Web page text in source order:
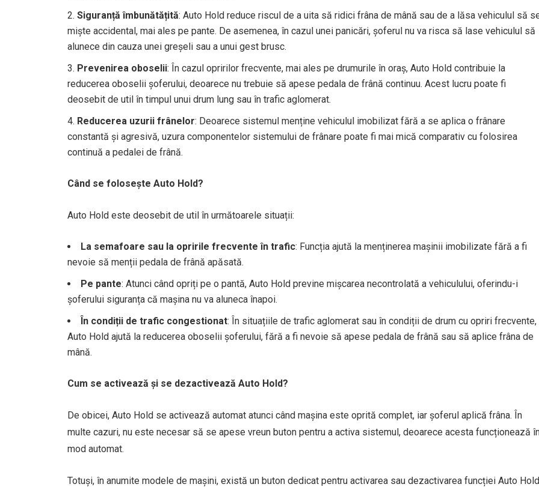
Siguranță îmbunătățită: Auto Hold reduce riscul de a uita să ridici frâna de mână sau de a lăsa vehiculul să
miște accidental, mai ales pe pante. De asemenea, în cazul unei panicări, șoferul nu va risca să lase vehiculul să
alunece din cauza unei greșeli sau a unui gest brusc.
Prevenirea oboselii: În cazul opririlor frecvente, mai ales pe drumurile în oraș, Auto Hold contribuie la
reducerea oboselii șoferului, deoarece nu trebuie să apese pedala de frână continuu. Acest lucru poate fi
deosebit de util în timpul unui drum lung sau în trafic aglomerat.
Reducerea uzurii frânelor: Deoarece sistemul menține vehiculul imobilizat fără a se aplica o frânare
constantă și agresivă, uzura componentelor sistemului de frânare poate fi mai mică comparativ cu folosirea
continuă a pedalei de frână.
Când se folosește Auto Hold?
Auto Hold este deosebit de util în următoarele situații:
La semafoare sau la opririle frecvente în trafic: Funcția ajută la menținerea mașinii imobilizate fără a fi
nevoie să menții pedala de frână apăsată.
Pe pante: Atunci când opriți pe o pantă, Auto Hold previne mișcarea necontrolată a vehiculului, oferindu-i
șoferului siguranța că mașina nu va aluneca înapoi.
În condiții de trafic congestionat: În situațiile de trafic aglomerat sau în condiții de drum cu opriri frecvente,
Auto Hold ajută la reducerea oboselii șoferului, fără a fi nevoie să apese pedala de frână sau să aplice frâna de
mână.
Cum se activează și se dezactivează Auto Hold?
De obicei, Auto Hold se activează automat atunci când mașina este oprită complet, iar șoferul aplică frâna. În
multe cazuri, nu este necesar să se apese vreun buton pentru a activa sistemul, deoarece acesta funcționează
mod automat.
Totuși, în anumite modele de mașini, există un buton dedicat pentru activarea sau dezactivarea funcției Auto